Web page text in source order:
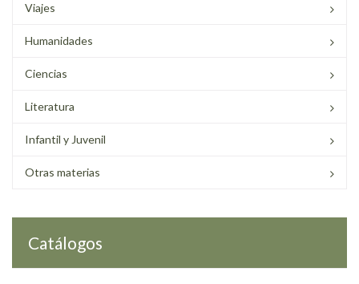
Viajes
Humanidades
Ciencias
Literatura
Infantil y Juvenil
Otras materias
Catálogos